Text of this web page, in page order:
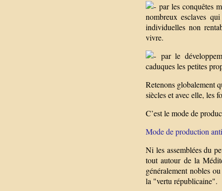
par les conquêtes
nombreux esclaves
individuelles non
vivre.
par le
caduques les petites
Retenons globalement
siècles et avec elle, les
C’est le mode de
Mode de production
Ni les assemblées du
tout autour de la
généralement nobles
la "vertu républicaine".